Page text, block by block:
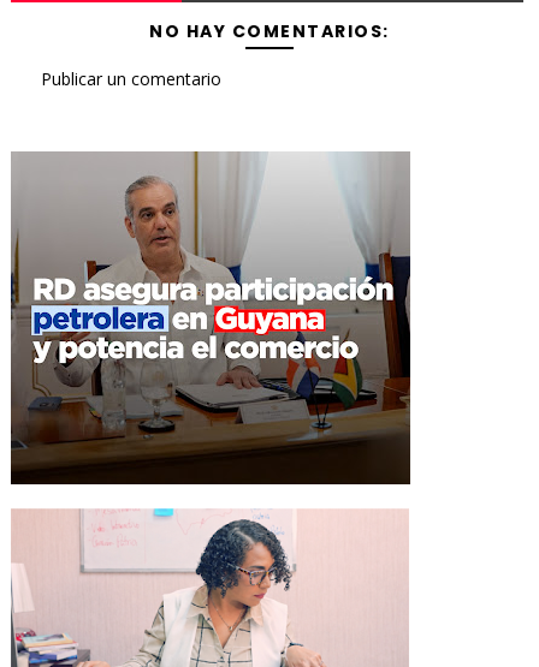
NO HAY COMENTARIOS:
Publicar un comentario